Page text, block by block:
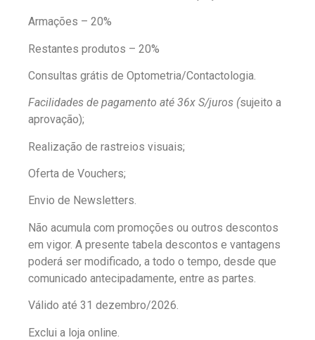
Armações – 20%
Restantes produtos – 20%
Consultas grátis de Optometria/Contactologia.
Facilidades de pagamento até 36x S/juros (sujeito a
aprovação);
Realização de rastreios visuais;
Oferta de Vouchers;
Envio de Newsletters.
Não acumula com promoções ou outros descontos
em vigor. A presente tabela descontos e vantagens
poderá ser modificado, a todo o tempo, desde que
comunicado antecipadamente, entre as partes.
Válido até 31 dezembro/2026.
Exclui a loja online.